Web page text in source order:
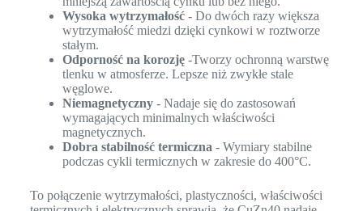
Wysoka wytrzymałość- Do dwóch razy większa
wytrzymałość miedzi dzięki cynkowi w roztworze
stałym.
Odporność na korozję-Tworzy ochronną warstwę
tlenku w atmosferze. Lepsze niż zwykłe stale
węglowe.
Niemagnetyczny- Nadaje się do zastosowań
wymagających minimalnych właściwości
magnetycznych.
Dobra stabilność termiczna - Wymiary stabilne
podczas cykli termicznych w zakresie do 400°C.
To połączenie wytrzymałości, plastyczności, właściwości